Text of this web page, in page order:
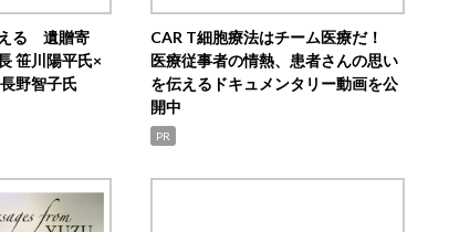
る 遺贈寄
笹川陽平氏×
野智子氏
CAR T細胞療法はチーム医療だ！
医療従事者の情熱、患者さんの思い
を伝えるドキュメンタリー動画を公
開中
PR